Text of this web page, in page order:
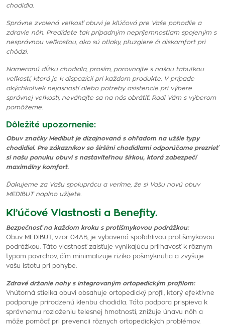
chodidla.
Správne zvolená veľkosť obuvi je kľúčová pre Vaše pohodlie a
zdravie nôh. Predídete tak prípadným nepríjemnostiam spojeným s
nesprávnou veľkosťou, ako sú otlaky, pľuzgiere či diskomfort pri
chôdzi.
Nameranú dĺžku chodidla, prosím, porovnajte s našou tabuľkou
veľkostí, ktorá je k dispozícii pri každom produkte. V prípade
akýchkoľvek nejasností alebo potreby asistencie pri výbere
správnej veľkosti, neváhajte sa na nás obrátiť. Radi Vám s výberom
pomôžeme.
Dôležité upozornenie:
Obuv značky Medibut je dizajnovaná s ohľadom na užšie typy
chodidiel. Pre zákazníkov so širšími chodidlami odporúčame prezrieť
si našu ponuku obuvi s nastaviteľnou šírkou, ktorá zabezpečí
maximálny komfort.
Ďakujeme za Vašu spoluprácu a veríme, že si Vašu novú obuv
MEDIBUT naplno užijete.
Kľúčové Vlastnosti a Benefity.
Bezpečnosť na každom kroku s protišmykovou podrážkou:
Obuv MEDIBUT, vzor 04AB, je vybavená spoľahlivou protišmykovou
podrážkou. Táto vlastnosť zaisťuje vynikajúcu priľnavosť k rôznym
typom povrchov, čím minimalizuje riziko pošmyknutia a zvyšuje
vašu istotu pri pohybe.
Zdravé držanie nohy s integrovaným ortopedickým profilom:
Vnútorná stielka obuvi obsahuje ortopedický profil, ktorý efektívne
podporuje prirodzenú klenbu chodidla. Táto podpora prispieva k
správnemu rozloženiu telesnej hmotnosti, znižuje únavu nôh a
môže pomôcť pri prevencii rôznych ortopedických problémov.